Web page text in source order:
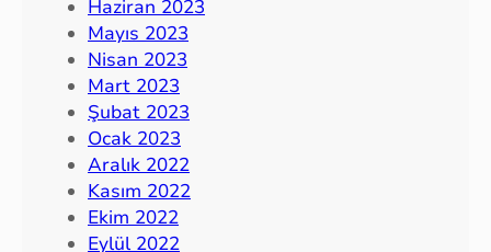
Haziran 2023
Mayıs 2023
Nisan 2023
Mart 2023
Şubat 2023
Ocak 2023
Aralık 2022
Kasım 2022
Ekim 2022
Eylül 2022